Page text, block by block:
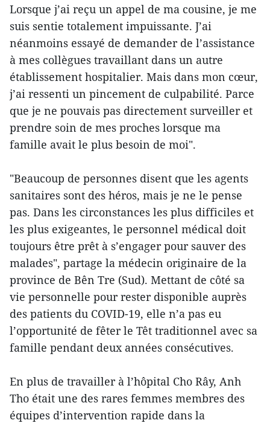
Lorsque j’ai reçu un appel de ma cousine, je me
suis sentie totalement impuissante. J’ai
néanmoins essayé de demander de l’assistance
à mes collègues travaillant dans un autre
établissement hospitalier. Mais dans mon cœur,
j’ai ressenti un pincement de culpabilité. Parce
que je ne pouvais pas directement surveiller et
prendre soin de mes proches lorsque ma
famille avait le plus besoin de moi".
"Beaucoup de personnes disent que les agents
sanitaires sont des héros, mais je ne le pense
pas. Dans les circonstances les plus difficiles et
les plus exigeantes, le personnel médical doit
toujours être prêt à s’engager pour sauver des
malades", partage la médecin originaire de la
province de Bên Tre (Sud). Mettant de côté sa
vie personnelle pour rester disponible auprès
des patients du COVID-19, elle n’a pas eu
l’opportunité de fêter le Têt traditionnel avec sa
famille pendant deux années consécutives.
En plus de travailler à l’hôpital Cho Rây, Anh
Tho était une des rares femmes membres des
équipes d’intervention rapide dans la